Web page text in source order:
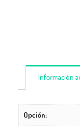
Información
Opción: